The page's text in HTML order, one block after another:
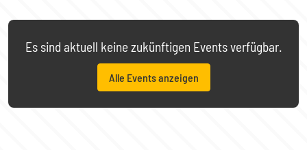
Es sind aktuell keine zukünftigen Events verfügbar.
Alle Events anzeigen